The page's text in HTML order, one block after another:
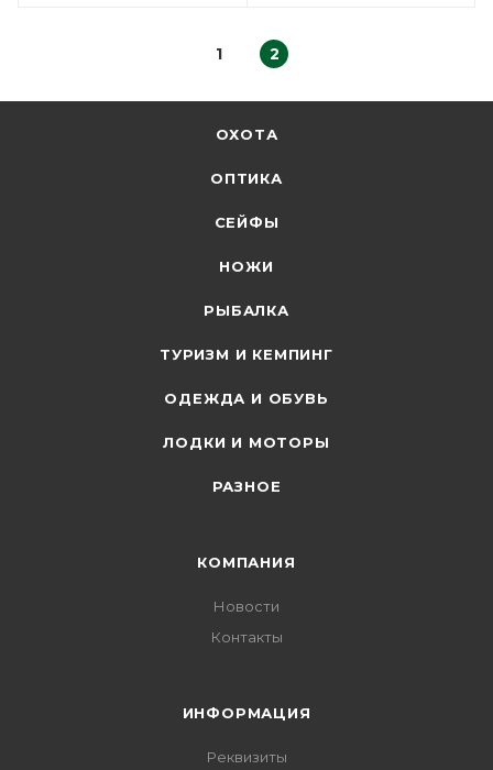
1 2
ОХОТА
ОПТИКА
СЕЙФЫ
НОЖИ
РЫБАЛКА
ТУРИЗМ И КЕМПИНГ
ОДЕЖДА И ОБУВЬ
ЛОДКИ И МОТОРЫ
РАЗНОЕ
КОМПАНИЯ
Новости
Контакты
ИНФОРМАЦИЯ
Реквизиты